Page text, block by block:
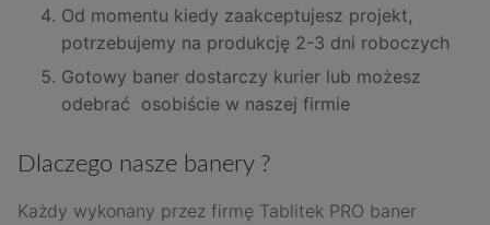
Od momentu kiedy zaakceptujesz projekt,
potrzebujemy na produkcję 2-3 dni roboczych
Gotowy baner dostarczy kurier lub możesz
odebrać osobiście w naszej firmie
Dlaczego nasze banery ?
Każdy wykonany przez firmę Tablitek PRO baner